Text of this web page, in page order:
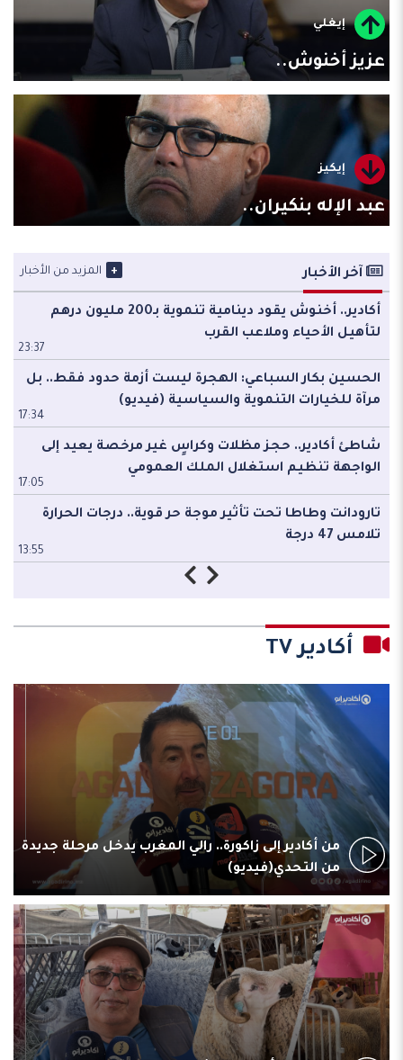
إيغلي
عزيز أخنوش..
إيكيز
عبد الإله بنكيران..
آخر الأخبار + المزيد من الأخبار
أكادير.. أخنوش يقود دينامية تنموية بـ200 مليون درهم
لتأهيل الأحياء وملاعب القرب
23:37
الحسين بكار السباعي: الهجرة ليست أزمة حدود فقط.. بل
مرآة للخيارات التنموية والسياسية (فيديو)
17:34
شاطئ أكادير.. حجز مظلات وكراسٍ غير مرخصة يعيد إلى
الواجهة تنظيم استغلال الملك العمومي
17:05
تارودانت وطاطا تحت تأثير موجة حر قوية.. درجات الحرارة
تلامس 47 درجة
13:55
أكادير TV
من أكادير إلى زاكورة.. رالي المغرب يدخل مرحلة جديدة
من التحدي(فيديو)